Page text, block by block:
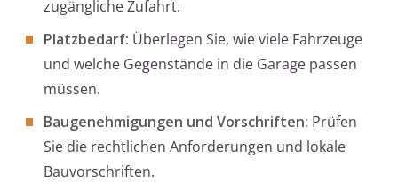
zugängliche Zufahrt.
Platzbedarf: Überlegen Sie, wie viele Fahrzeuge
und welche Gegenstände in die Garage passen
müssen.
Baugenehmigungen und Vorschriften: Prüfen
Sie die rechtlichen Anforderungen und lokale
Bauvorschriften.